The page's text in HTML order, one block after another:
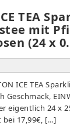
TEA
mit
(24 x
ICE TEA
eigentlich 24 x
bei 17,99€, […]